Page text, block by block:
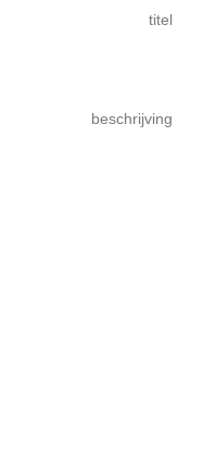
titel
beschrijving